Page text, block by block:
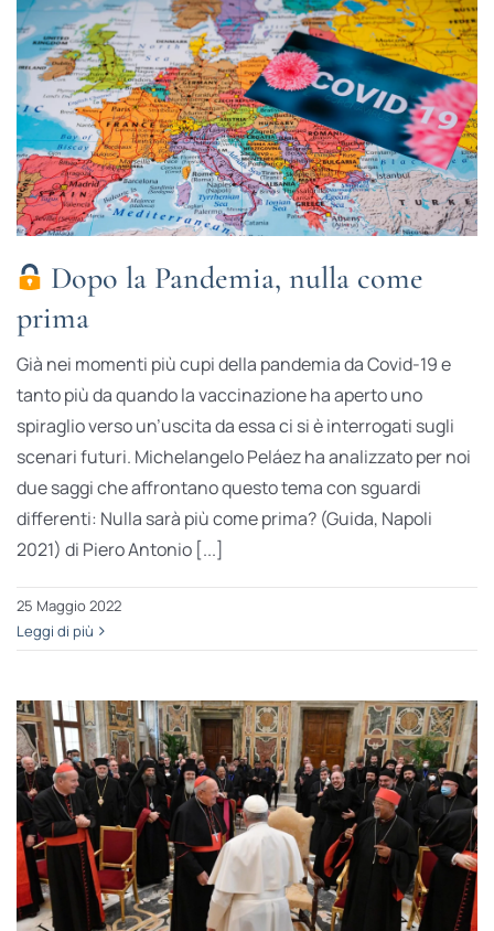
Dopo la Pandemia, nulla come
prima
Già nei momenti più cupi della pandemia da Covid-19 e
tanto più da quando la vaccinazione ha aperto uno
spiraglio verso un’uscita da essa ci si è interrogati sugli
scenari futuri. Michelangelo Peláez ha analizzato per noi
due saggi che affrontano questo tema con sguardi
differenti: Nulla sarà più come prima? (Guida, Napoli
2021) di Piero Antonio [...]
25 Maggio 2022
Leggi di più